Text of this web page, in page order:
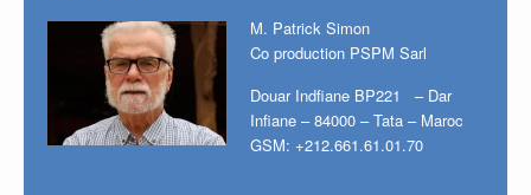
M. Patrick Simon
Co production PSPM Sarl
Douar Indfiane BP221 – Dar
Infiane – 84000 – Tata – Maroc
GSM: +212.661.61.01.70